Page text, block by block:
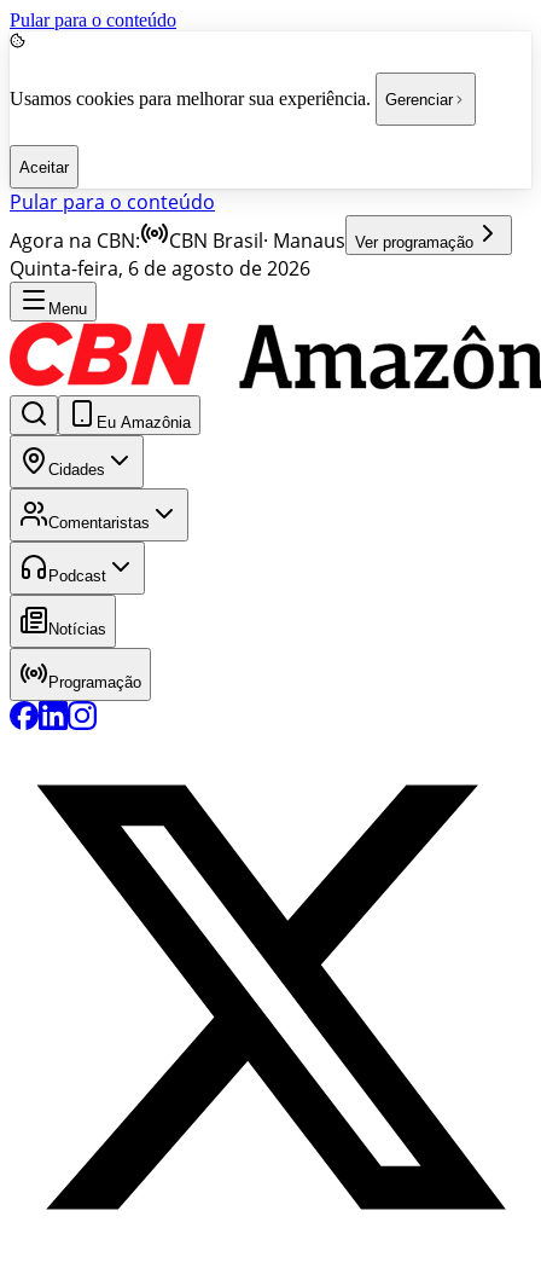
Pular para o conteúdo
Usamos cookies para melhorar sua experiência. Gerenciar
Aceitar
Pular para o conteúdo
Agora na CBN:
CBN Brasil· Manaus Ver programação
Quinta-feira, 6 de agosto de 2026
Menu
Eu Amazônia
Cidades
Comentaristas
Podcast
Notícias
Programação